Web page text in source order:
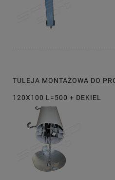
TULEJA MONTAŻOWA DO
120X100 L=500 + DEKIEL